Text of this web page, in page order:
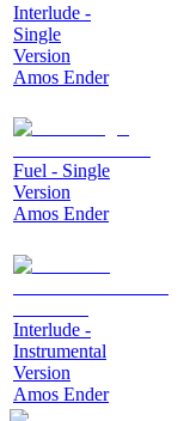
Interlude -
Single
Version
Amos Ender
Fuel - Single
Version
Amos Ender
Interlude -
Instrumental
Version
Amos Ender